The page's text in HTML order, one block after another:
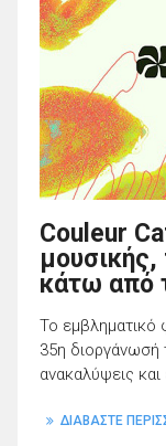
Couleur
μουσικής,
κάτω από
Το εμβληματικό
35η διοργάνωσή
ανακαλύψεις
ΔΙΑΒΑΣΤΕ